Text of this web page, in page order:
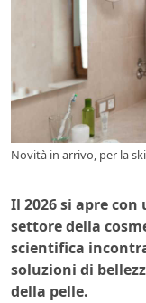
Novità in arrivo, per la
Il 2026 si apre
settore della
scientifica
soluzioni di
della pelle.